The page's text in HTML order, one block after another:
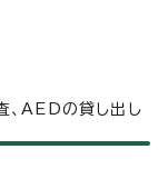
、AEDの貸し出し